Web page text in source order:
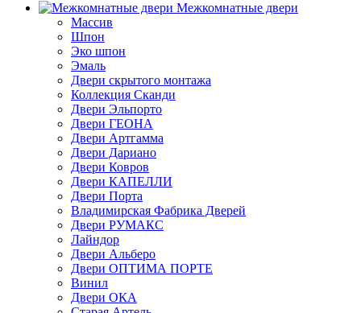
Межкомнатные двери
Массив
Шпон
Эко шпон
Эмаль
Двери скрытого монтажа
Коллекция Сканди
Двери Эльпорто
Двери ГЕОНА
Двери Артгамма
Двери Дариано
Двери Ковров
Двери КАПЕЛЛИ
Двери Порта
Владимирская Фабрика Дверей
Двери РУМАКС
Лайндор
Двери Альберо
Двери ОПТИМА ПОРТЕ
Винил
Двери ОКА